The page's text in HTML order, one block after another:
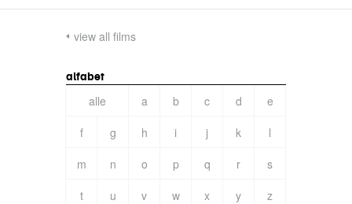
view all films
alfabet
alle a b c d
e
f
g h i j k
l
m
n o p q r
s
t
u v w x y
z